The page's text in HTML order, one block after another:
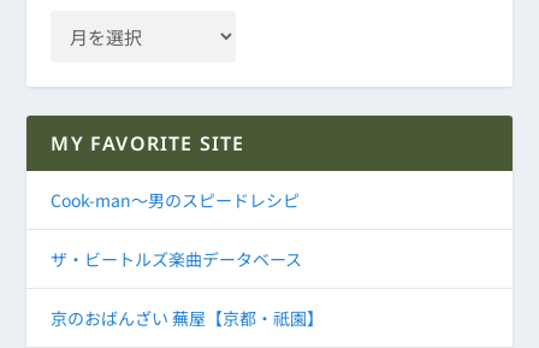
MY FAVORITE SITE
Cook-man～男のスピードレシピ
ザ・ビートルズ楽曲データベース
京のおばんざい 蕪屋【京都・祇園】